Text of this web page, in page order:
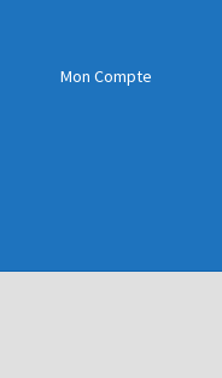
Mon Compte